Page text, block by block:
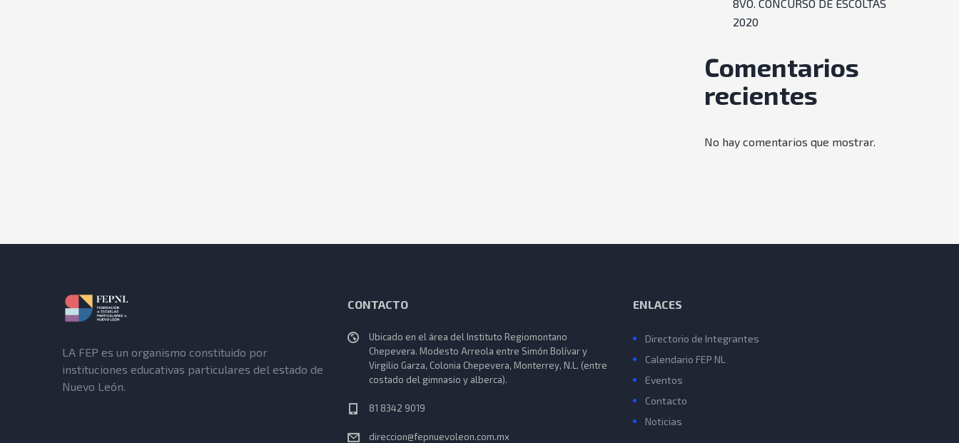
8VO. CONCURSO DE ESCOLTAS
2020
Comentarios
recientes
No hay comentarios que mostrar.
LA FEP es un organismo constituido por
instituciones educativas particulares del estado de
Nuevo León.
CONTACTO
Ubicado en el área del Instituto Regiomontano
Chepevera. Modesto Arreola entre Simón Bolívar y
Virgilio Garza, Colonia Chepevera, Monterrey, N.L. (entre
costado del gimnasio y alberca).
81 8342 9019
direccion@fepnuevoleon.com.mx
ENLACES
Directorio de Integrantes
Calendario FEP NL
Eventos
Contacto
Noticias